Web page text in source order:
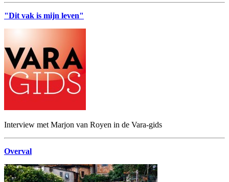
"Dit vak is mijn leven"
Interview met Marjon van Royen in de Vara-gids
Overval